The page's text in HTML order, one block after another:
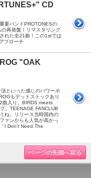
CD
要バンドPROTONESの
再発盤！リマスタリング
れた全21曲！この1stでは
プローチ
"OAK
といった感じのパワーポ
もデッドストックあり
曲入り。BIRDS meets
。TEENAGE FANCLUB
ね。リリース当時国内の
ァンからも人気が高かっ
I Don't Need The
ページの先頭へ戻る